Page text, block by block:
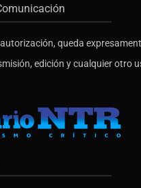
queda
edición y cualquier otro